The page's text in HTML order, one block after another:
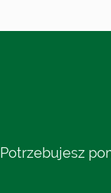
Potrzebujesz